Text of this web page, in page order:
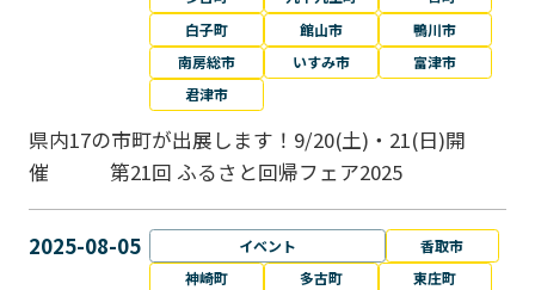
白子町
館山市
鴨川市
南房総市
いすみ市
富津市
君津市
県内17の市町が出展します！9/20(土)・21(日)開
催 第21回 ふるさと回帰フェア2025
2025-08-05 イベント
香取市
神崎町
多古町
東庄町